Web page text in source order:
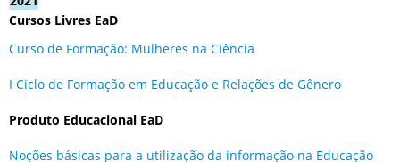
Cursos Livres EaD
Curso de Formação: Mulheres na Ciência
I Ciclo de Formação em Educação e Relações de Gênero
Produto Educacional EaD
Noções básicas para a utilização da informação na Educação